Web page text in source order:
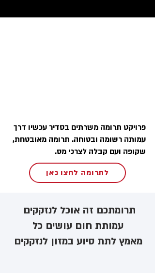
פרויקט תרומה משרתים בסדיר עכשיו דרך
עמותה רשומה ובטוחה. תרומה מאובטחת,
שקופה ועם קבלה לצרכי מס.
לתרומה לחצו כאן
תרומתכם זה אוכל לנזקקים ​
עמותת חום עושים כל
מאמץ לתת סיוע במזון לנזקקים